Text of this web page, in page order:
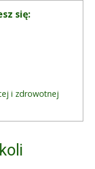
się:
i zdrowotnej